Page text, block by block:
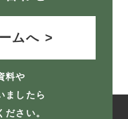
ムへ >
料や
ましたら
さい。